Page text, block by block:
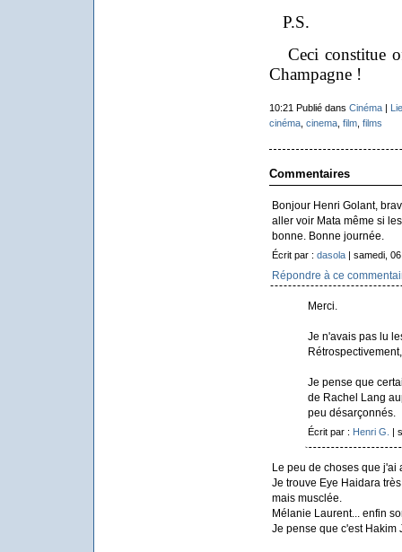
P.S.
Ceci constitue
Champagne !
10:21 Publié dans Cinéma|
cinéma, cinema, film, films
Commentaires
Bonjour Henri Golant,
aller voir Mata même si
bonne. Bonne journée.
Écrit par : dasola| samedi, 06
Répondre à ce
Merci.
Je n'avais pas lu
Je pense que
de Rachel Lang
peu désarçonnés.
Écrit par : Henri G. |
Le peu de choses que j'ai
Je trouve Eye Haidara
mais musclée.
Mélanie Laurent... enfin
Je pense que c'est Hakim